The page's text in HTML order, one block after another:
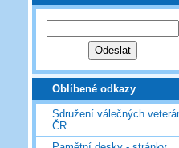
Oblíbené odkazy
Sdružení válečných
ČR